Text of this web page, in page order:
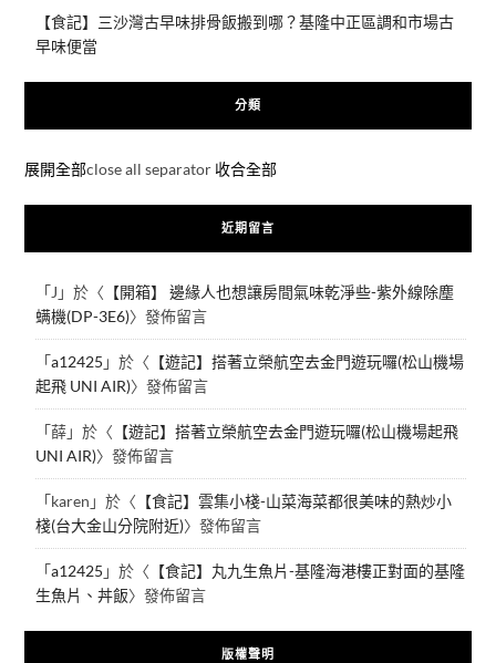
【食記】三沙灣古早味排骨飯搬到哪？基隆中正區調和市場古
早味便當
分類
展開全部close all separator 收合全部
近期留言
「J 」於〈 【開箱】 邊緣人也想讓房間氣味乾淨些-紫外線除塵
螨機(DP-3E6)〉發佈留言
「a12425 」於〈 【遊記】搭著立榮航空去金門遊玩囉(松山機場
起飛 UNI AIR)〉發佈留言
「薛」於〈 【遊記】搭著立榮航空去金門遊玩囉(松山機場起飛
UNI AIR)〉發佈留言
「karen 」於〈 【食記】雲集小棧-山菜海菜都很美味的熱炒小
棧(台大金山分院附近)〉發佈留言
「a12425 」於〈 【食記】丸九生魚片-基隆海港樓正對面的基隆
生魚片、丼飯〉發佈留言
版權聲明